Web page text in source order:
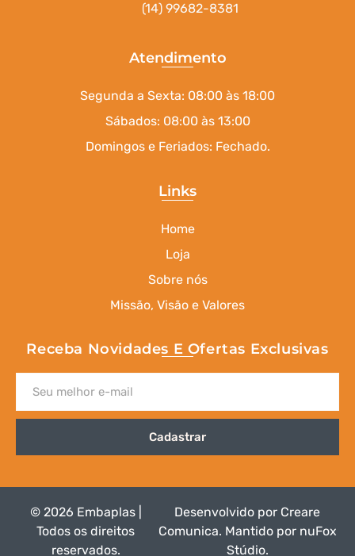
(14) 99682-8381
Atendimento
Segunda a Sexta: 08:00 às 18:00
Sábados: 08:00 às 13:00
Domingos e Feriados: Fechado.
Links
Home
Loja
Sobre nós
Missão, Visão e Valores
Receba Novidades E Ofertas Exclusivas
Cadastrar
© 2026 Embaplas |
Todos os direitos
reservados.
Desenvolvido por Creare
Comunica. Mantido por nuFox
Stúdio.